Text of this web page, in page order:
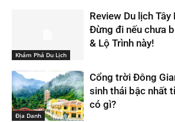
Khám Phá Du Lịch
Review Du lịch
Đừng đi nếu chưa
& Lộ Trình này!
Địa Danh
Cổng trời Đông
sinh thái bậc nhất
có gì?